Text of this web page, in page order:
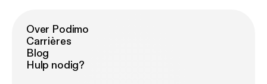
Over Podimo
Carrières
Blog
Hulp nodig?